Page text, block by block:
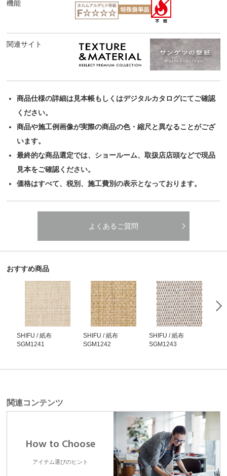
機能
関連サイト
商品仕様の詳細は見本帳もしくはデジタルカタログにてご確認
ください。
商品や施工例画像が実際の商品の色・縮尺と異なることがござ
います。
最終的な商品選定では、ショールーム、取扱店店頭などで現品
見本をご確認ください。
価格はすべて、税別、施工費別の表示となっております。
よくあるご質問
おすすめ商品
SHIFU / 紙布
SGM1241
SHIFU / 紙布
SGM1242
SHIFU / 紙布
SGM1243
関連コンテンツ
How to Choose
アイテム選びのヒント